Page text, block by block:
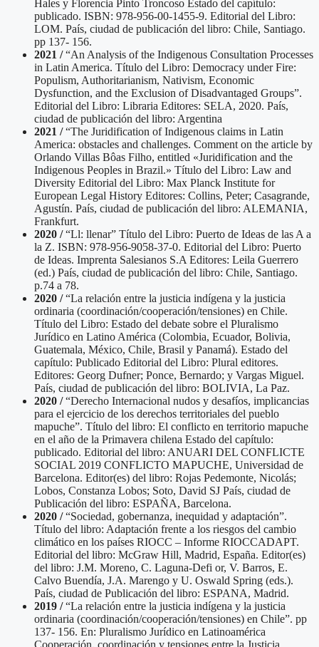
Hales y Florencia Pinto Troncoso Estado del capítulo:
publicado. ISBN: 978-956-00-1455-9. Editorial del Libro:
LOM. País, ciudad de publicación del libro: Chile, Santiago.
pp 137- 156.
2021 /“An Analysis of the Indigenous Consultation Processes
in Latin America. Título del Libro: Democracy under Fire:
Populism, Authoritarianism, Nativism, Economic
Dysfunction, and the Exclusion of Disadvantaged Groups”.
Editorial del Libro: Libraria Editores: SELA, 2020. País,
ciudad de publicación del libro: Argentina
2021 /“The Juridification of Indigenous claims in Latin
America: obstacles and challenges. Comment on the article by
Orlando Villas Bôas Filho, entitled «Juridification and the
Indigenous Peoples in Brazil.» Título del Libro: Law and
Diversity Editorial del Libro: Max Planck Institute for
European Legal History Editores: Collins, Peter; Casagrande,
Agustín. País, ciudad de publicación del libro: ALEMANIA,
Frankfurt.
2020 /“Ll: llenar” Título del Libro: Puerto de Ideas de las A a
la Z. ISBN: 978-956-9058-37-0. Editorial del Libro: Puerto
de Ideas. Imprenta Salesianos S.A Editores: Leila Guerrero
(ed.) País, ciudad de publicación del libro: Chile, Santiago.
p.74 a 78.
2020 /“La relación entre la justicia indígena y la justicia
ordinaria (coordinación/cooperación/tensiones) en Chile.
Título del Libro: Estado del debate sobre el Pluralismo
Jurídico en Latino América (Colombia, Ecuador, Bolivia,
Guatemala, México, Chile, Brasil y Panamá). Estado del
capítulo: Publicado Editorial del Libro: Plural editores.
Editores: Georg Dufner; Ponce, Bernardo; y Vargas Miguel.
País, ciudad de publicación del libro: BOLIVIA, La Paz.
2020 /“Derecho Internacional nudos y desafíos, implicancias
para el ejercicio de los derechos territoriales del pueblo
mapuche”. Título del libro: El conflicto en territorio mapuche
en el año de la Primavera chilena Estado del capítulo:
publicado. Editorial del libro: ANUARI DEL CONFLICTE
SOCIAL 2019 CONFLICTO MAPUCHE, Universidad de
Barcelona. Editor(es) del libro: Rojas Pedemonte, Nicolás;
Lobos, Constanza Lobos; Soto, David SJ País, ciudad de
Publicación del libro: ESPAÑA, Barcelona.
2020 /“Sociedad, gobernanza, inequidad y adaptación”.
Título del libro: Adaptación frente a los riesgos del cambio
climático en los países RIOCC – Informe RIOCCADAPT.
Editorial del libro: McGraw Hill, Madrid, España. Editor(es)
del libro: J.M. Moreno, C. Laguna-Defi or, V. Barros, E.
Calvo Buendía, J.A. Marengo y U. Oswald Spring (eds.).
País, ciudad de Publicación del libro: ESPANA, Madrid.
2019 /“La relación entre la justicia indígena y la justicia
ordinaria (coordinación/cooperación/tensiones) en Chile”. pp
137- 156. En: Pluralismo Jurídico en Latinoamérica